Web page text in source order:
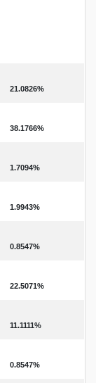
21.0826%
38.1766%
1.7094%
1.9943%
0.8547%
22.5071%
11.1111%
0.8547%